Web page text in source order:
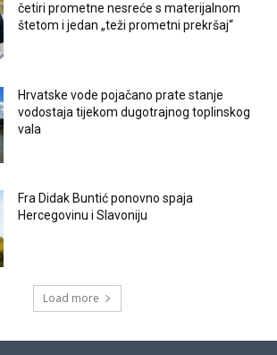
četiri prometne nesreće s materijalnom
štetom i jedan „teži prometni prekršaj“
Hrvatske vode pojačano prate stanje
vodostaja tijekom dugotrajnog toplinskog
vala
Fra Didak Buntić ponovno spaja
Hercegovinu i Slavoniju
Load more